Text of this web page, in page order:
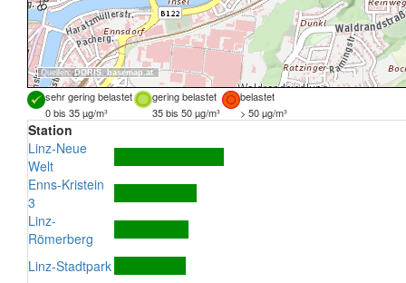
Quellen:DORIS, basemap.at
sehr gering belastet gering belastet
belastet
0 bis 35 µg/m³
35 bis 50 µg/m³ > 50 µg/m³
Station
Linz-Neue
Welt
Enns-Kristein
3
Linz-
Römerberg
Linz-Stadtpark